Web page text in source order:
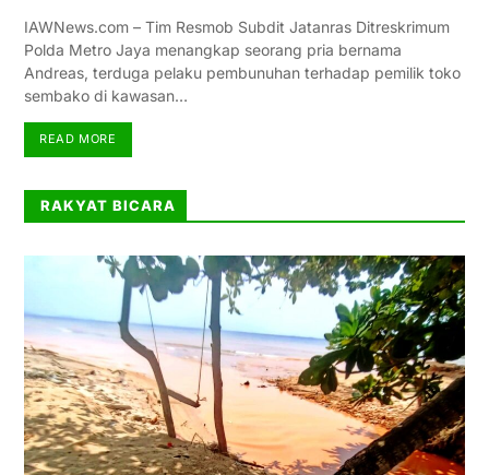
IAWNews.com – Tim Resmob Subdit Jatanras Ditreskrimum
Polda Metro Jaya menangkap seorang pria bernama
Andreas, terduga pelaku pembunuhan terhadap pemilik toko
sembako di kawasan…
READ MORE
RAKYAT BICARA